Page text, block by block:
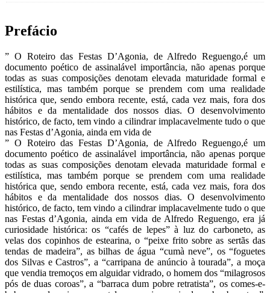
Prefácio
” O Roteiro das Festas D’Agonia, de Alfredo Reguengo,é um
documento poético de assinalável importância, não apenas porque
todas as suas composições denotam elevada maturidade formal e
estilística, mas também porque se prendem com uma realidade
histórica que, sendo embora recente, está, cada vez mais, fora dos
hábitos e da mentalidade dos nossos dias. O desenvolvimento
histórico, de facto, tem vindo a cilindrar implacavelmente tudo o que
nas Festas d’Agonia, ainda em vida de
” O Roteiro das Festas D’Agonia, de Alfredo Reguengo,é um
documento poético de assinalável importância, não apenas porque
todas as suas composições denotam elevada maturidade formal e
estilística, mas também porque se prendem com uma realidade
histórica que, sendo embora recente, está, cada vez mais, fora dos
hábitos e da mentalidade dos nossos dias. O desenvolvimento
histórico, de facto, tem vindo a cilindrar implacavelmente tudo o que
nas Festas d’Agonia, ainda em vida de Alfredo Reguengo, era já
curiosidade histórica: os “cafés de lepes” à luz do carboneto, as
velas dos copinhos de estearina, o “peixe frito sobre as sertãs das
tendas de madeira”, as bilhas de água “cumà neve”, os “foguetes
dos Silvas e Castros”, a “carripana de anúncio à tourada”, a moça
que vendia tremoços em alguidar vidrado, o homem dos “milagrosos
pós de duas coroas”, a “barraca dum pobre retratista”, os comes-e-